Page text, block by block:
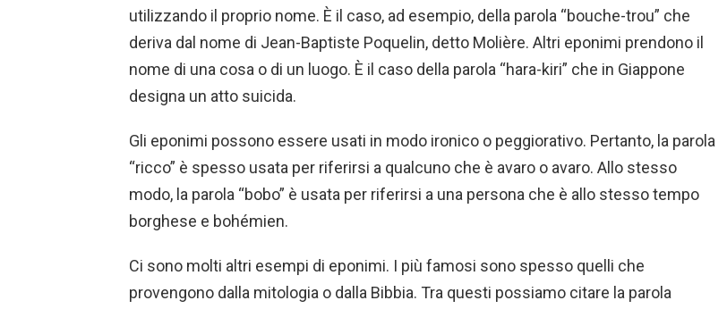
utilizzando il proprio nome. È il caso, ad esempio, della parola “bouche-trou” che
deriva dal nome di Jean-Baptiste Poquelin, detto Molière. Altri eponimi prendono il
nome di una cosa o di un luogo. È il caso della parola “hara-kiri” che in Giappone
designa un atto suicida.
Gli eponimi possono essere usati in modo ironico o peggiorativo. Pertanto, la parola
“ricco” è spesso usata per riferirsi a qualcuno che è avaro o avaro. Allo stesso
modo, la parola “bobo” è usata per riferirsi a una persona che è allo stesso tempo
borghese e bohémien.
Ci sono molti altri esempi di eponimi. I più famosi sono spesso quelli che
provengono dalla mitologia o dalla Bibbia. Tra questi possiamo citare la parola